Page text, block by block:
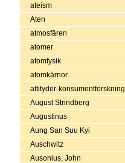
ateism
Aten
atmosfären
atomer
atomfysik
atomkärnor
attityder-konsumentforskning
August Strindberg
Augustinus
Aung San Suu Kyi
Auschwitz
Ausonius, John